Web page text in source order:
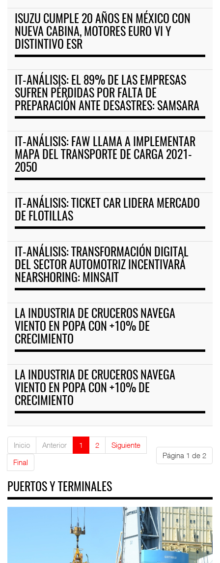
ISUZU CUMPLE 20 AÑOS EN MÉXICO CON
NUEVA CABINA, MOTORES EURO VI Y
DISTINTIVO ESR
IT-ANÁLISIS: EL 89% DE LAS EMPRESAS
SUFREN PÉRDIDAS POR FALTA DE
PREPARACIÓN ANTE DESASTRES: SAMSARA
IT-ANÁLISIS: FAW LLAMA A IMPLEMENTAR
MAPA DEL TRANSPORTE DE CARGA 2021-
2050
IT-ANÁLISIS: TICKET CAR LIDERA MERCADO
DE FLOTILLAS
IT-ANÁLISIS: TRANSFORMACIÓN DIGITAL
DEL SECTOR AUTOMOTRIZ INCENTIVARÁ
NEARSHORING: MINSAIT
LA INDUSTRIA DE CRUCEROS NAVEGA
VIENTO EN POPA CON +10% DE
CRECIMIENTO
LA INDUSTRIA DE CRUCEROS NAVEGA
VIENTO EN POPA CON +10% DE
CRECIMIENTO
Página 1 de 2
Inicio Anterior 1 2
Siguiente
Final
PUERTOS Y TERMINALES